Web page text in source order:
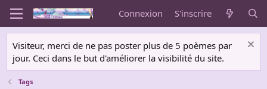
Connexion S'inscrire
Visiteur, merci de ne pas poster plus de 5 poèmes par
jour. Ceci dans le but d'améliorer la visibilité du site.
Tags